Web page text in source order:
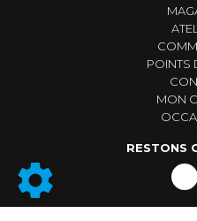
POINTS
MON
RESTONS